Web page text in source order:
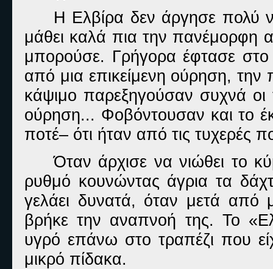
Η Ελβίρα δεν άργησε πολύ
μάθει καλά πια την πανέμορφη
μπορούσε. Γρήγορα έφτασε
από μια επικείμενη ούρηση, την
κάψιμο παρεξηγούσαν συχνά οι
ούρηση... Φοβόντουσαν και το
ποτέ– ότι ήταν από τις
Όταν άρχισε να νιώθει το
ρυθμό κουνώντας άγρια τα
γελάει δυνατά, όταν μετά από
βρήκε την αναπνοή της. Το
υγρό επάνω στο τραπέζι που
μικρό πίδακα.